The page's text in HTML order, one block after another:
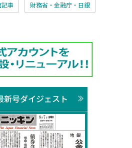
記事 財務省・金融庁・日銀
新号ダイジェスト